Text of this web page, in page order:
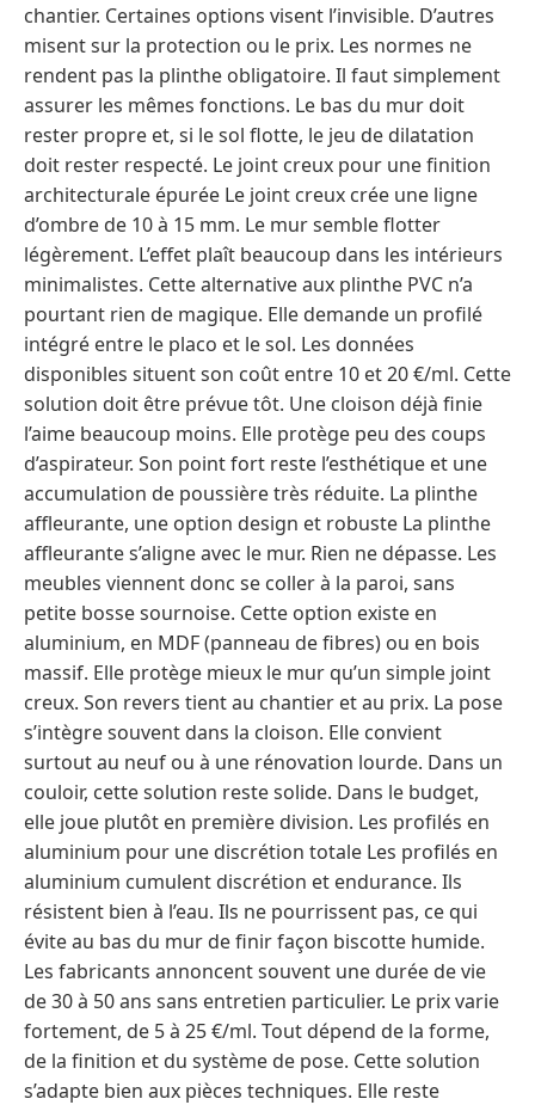
chantier. Certaines options visent l’invisible. D’autres
misent sur la protection ou le prix. Les normes ne
rendent pas la plinthe obligatoire. Il faut simplement
assurer les mêmes fonctions. Le bas du mur doit
rester propre et, si le sol flotte, le jeu de dilatation
doit rester respecté. Le joint creux pour une finition
architecturale épurée Le joint creux crée une ligne
d’ombre de 10 à 15 mm. Le mur semble flotter
légèrement. L’effet plaît beaucoup dans les intérieurs
minimalistes. Cette alternative aux plinthe PVC n’a
pourtant rien de magique. Elle demande un profilé
intégré entre le placo et le sol. Les données
disponibles situent son coût entre 10 et 20 €/ml. Cette
solution doit être prévue tôt. Une cloison déjà finie
l’aime beaucoup moins. Elle protège peu des coups
d’aspirateur. Son point fort reste l’esthétique et une
accumulation de poussière très réduite. La plinthe
affleurante, une option design et robuste La plinthe
affleurante s’aligne avec le mur. Rien ne dépasse. Les
meubles viennent donc se coller à la paroi, sans
petite bosse sournoise. Cette option existe en
aluminium, en MDF (panneau de fibres) ou en bois
massif. Elle protège mieux le mur qu’un simple joint
creux. Son revers tient au chantier et au prix. La pose
s’intègre souvent dans la cloison. Elle convient
surtout au neuf ou à une rénovation lourde. Dans un
couloir, cette solution reste solide. Dans le budget,
elle joue plutôt en première division. Les profilés en
aluminium pour une discrétion totale Les profilés en
aluminium cumulent discrétion et endurance. Ils
résistent bien à l’eau. Ils ne pourrissent pas, ce qui
évite au bas du mur de finir façon biscotte humide.
Les fabricants annoncent souvent une durée de vie
de 30 à 50 ans sans entretien particulier. Le prix varie
fortement, de 5 à 25 €/ml. Tout dépend de la forme,
de la finition et du système de pose. Cette solution
s’adapte bien aux pièces techniques. Elle reste